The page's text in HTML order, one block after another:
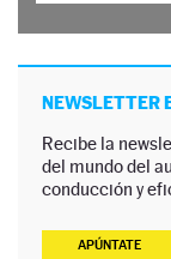
NEWSLETTER
Recibe la
del mundo del
conducción y
APÚNTATE